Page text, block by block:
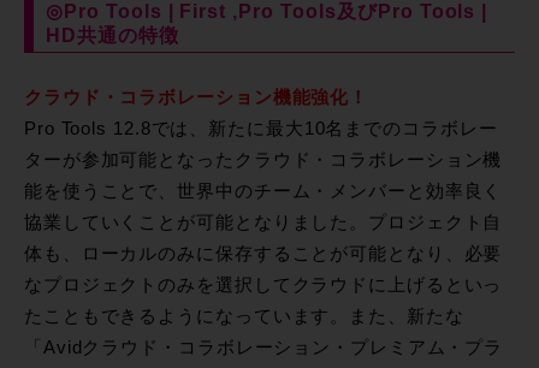
◎Pro Tools | First ,Pro Tools及びPro Tools |
HD共通の特徴
クラウド・コラボレーション機能強化！
Pro Tools 12.8では、新たに最大10名までのコラボレー
ターが参加可能となったクラウド・コラボレーション機
能を使うことで、世界中のチーム・メンバーと効率良く
協業していくことが可能となりました。プロジェクト自
体も、ローカルのみに保存することが可能となり、必要
なプロジェクトのみを選択してクラウドに上げるといっ
たこともできるようになっています。また、新たな
「Avidクラウド・コラボレーション・プレミアム・プラ